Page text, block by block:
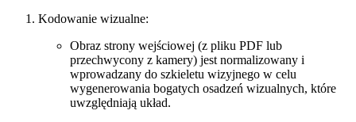
Kodowanie wizualne:
Obraz strony wejściowej (z pliku PDF lub
przechwycony z kamery) jest normalizowany i
wprowadzany do szkieletu wizyjnego w celu
wygenerowania bogatych osadzeń wizualnych, które
uwzględniają układ.